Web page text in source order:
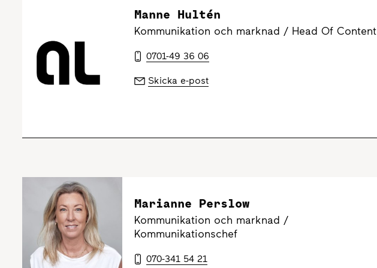
Manne Hultén
Kommunikation och marknad / Head Of Content
0701-49 36 06
Skicka e-post
Marianne Perslow
Kommunikation och marknad /
Kommunikationschef
070-341 54 21